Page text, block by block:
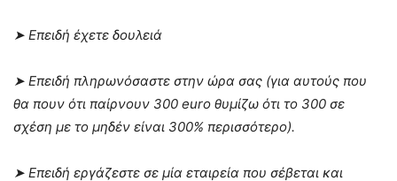
➤ Επειδή έχετε δουλειά
➤ Επειδή πληρωνόσαστε στην ώρα σας (για αυτούς που
θα πουν ότι παίρνουν 300 euro θυμίζω ότι το 300 σε
σχέση με το μηδέν είναι 300% περισσότερο).
➤ Επειδή εργάζεστε σε μία εταιρεία που σέβεται και